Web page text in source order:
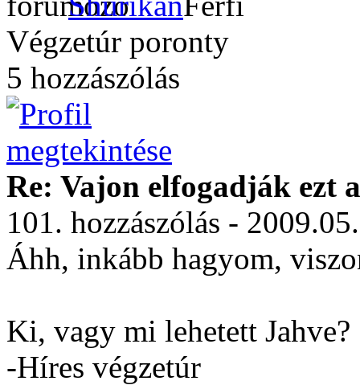
Végzetúr poronty
5 hozzászólás
Re: Vajon elfogadják ezt
101. hozzászólás -
Áhh, inkább hagyom,
Ki, vagy mi lehetett Jahve?
-Híres végzetúr